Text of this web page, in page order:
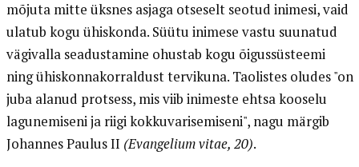
mõjuta mitte üksnes asjaga otseselt seotud inimesi, vaid
ulatub kogu ühiskonda. Süütu inimese vastu suunatud
vägivalla seadustamine ohustab kogu õigussüsteemi
ning ühiskonnakorraldust tervikuna. Taolistes oludes "on
juba alanud protsess, mis viib inimeste ehtsa kooselu
lagunemiseni ja riigi kokkuvarisemiseni", nagu märgib
Johannes Paulus II (Evangelium vitae, 20).